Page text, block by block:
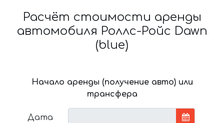
Расчёт стоимости аренды
автомобиля Роллс-Ройс Dawn
(blue)
Начало аренды (получение авто) или
трансфера
Дата